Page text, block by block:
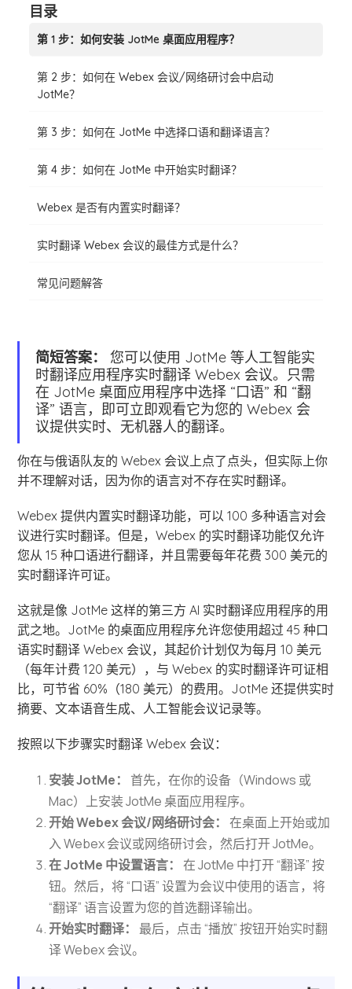
目录
第 1 步：如何安装 JotMe 桌面应用程序？
第 2 步：如何在 Webex 会议/网络研讨会中启动
JotMe？
第 3 步：如何在 JotMe 中选择口语和翻译语言？
第 4 步：如何在 JotMe 中开始实时翻译？
Webex 是否有内置实时翻译？
实时翻译 Webex 会议的最佳方式是什么？
常见问题解答
简短答案：您可以使用 JotMe 等人工智能实
时翻译应用程序实时翻译 Webex 会议。只需
在 JotMe 桌面应用程序中选择 “口语” 和 “翻
译” 语言，即可立即观看它为您的 Webex 会
议提供实时、无机器人的翻译。
你在与俄语队友的 Webex 会议上点了点头，但实际上你
并不理解对话，因为你的语言对不存在实时翻译。
Webex 提供内置实时翻译功能，可以 100 多种语言对会
议进行实时翻译。但是，Webex 的实时翻译功能仅允许
您从 15 种口语进行翻译，并且需要每年花费 300 美元的
实时翻译许可证。
这就是像 JotMe 这样的第三方 AI 实时翻译应用程序的用
武之地。JotMe 的桌面应用程序允许您使用超过 45 种口
语实时翻译 Webex 会议，其起价计划仅为每月 10 美元
（每年计费 120 美元），与 Webex 的实时翻译许可证相
比，可节省 60%（180 美元）的费用。JotMe 还提供实时
摘要、文本语音生成、人工智能会议记录等。
按照以下步骤实时翻译 Webex 会议：
安装 JotMe： 首先，在你的设备（Windows 或
Mac）上安装 JotMe 桌面应用程序。
开始 Webex 会议/网络研讨会：在桌面上开始或加
入 Webex 会议或网络研讨会，然后打开 JotMe。
在 JotMe 中设置语言：在 JotMe 中打开 “翻译” 按
钮。然后，将 “口语” 设置为会议中使用的语言，将
“翻译” 语言设置为您的首选翻译输出。
开始实时翻译：最后，点击 “播放” 按钮开始实时翻
译 Webex 会议。